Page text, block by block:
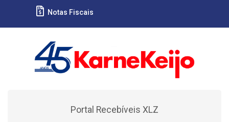
Notas Fiscais
Portal Recebíveis XLZ